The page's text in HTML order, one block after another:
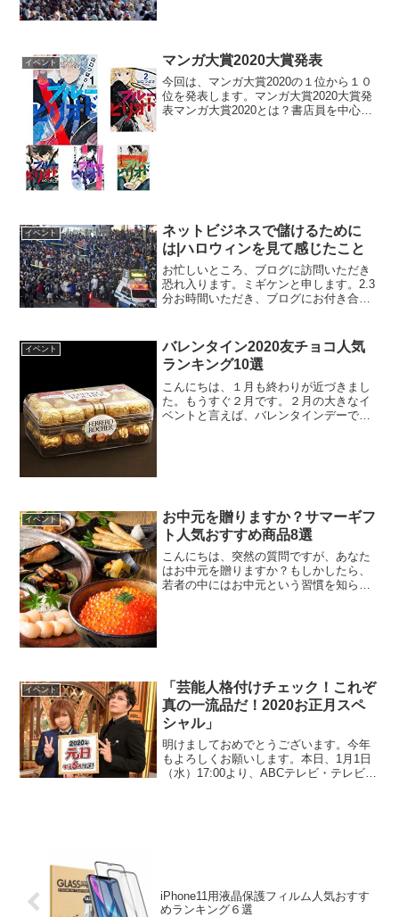
イベント マンガ大賞2020大賞発表
今回は、マンガ大賞2020の１位から１０
位を発表します。マンガ大賞2020大賞発
表マンガ大賞2020とは？書店員を中心に
イベント
ネットビジネスで儲けるために
は|ハロウィンを見て感じたこと
お忙しいところ、ブログに訪問いただき
恐れ入ります。ミギケンと申します。2.3
分お時間いただき、ブログにお付き合い
は東京渋谷駅前の様子が、テレビで中継
されてましたが、もの...
イベント
バレンタイン2020友チョコ人気
ランキング10選
こんにちは、１月も終わりが近づきまし
た。もうすぐ２月です。２月の大きなイ
ベントと言えば、バレンタインデーで
イベント
お中元を贈りますか？サマーギフ
ト人気おすすめ商品8選
こんにちは、突然の質問ですが、あなた
はお中元を贈りますか？もしかしたら、
若者の中にはお中元という習慣を知らな
イベント
「芸能人格付けチェック！これぞ
真の一流品だ！2020お正月スペ
シャル」
明けましておめでとうございます。今年
もよろしくお願いします。本日、1月1日
（水）17:00より、ABCテレビ・テレビ朝
iPhone11用液晶保護フィルム人気おすす
めランキング６選